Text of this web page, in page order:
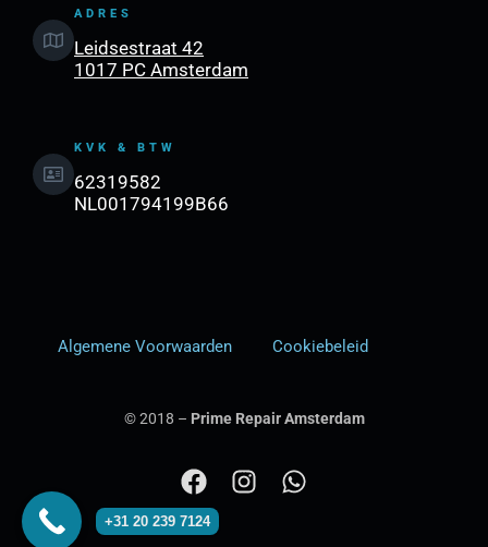
ADRES
Leidsestraat 42
1017 PC Amsterdam
KVK & BTW
62319582
NL001794199B66
Algemene Voorwaarden Cookiebeleid
© 2018 – Prime Repair Amsterdam
F
a
c
I W
+31 20 239 7124